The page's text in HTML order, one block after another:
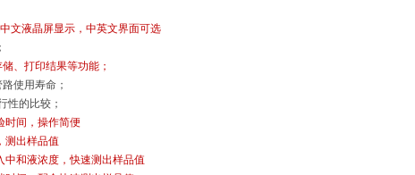
文液晶屏显示，中英文界面可选
、打印结果等功能；
使用寿命；
性的比较；
时间，操作简便
测出样品值
和液浓度，快速测出样品值